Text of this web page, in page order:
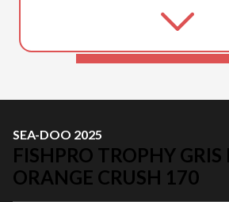
SEA-DOO 2025
FISHPRO TROPHY
ORANGE CRUSH 170